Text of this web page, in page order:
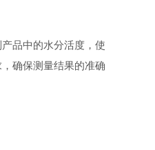
品中的水分活度，使
确保测量结果的准确